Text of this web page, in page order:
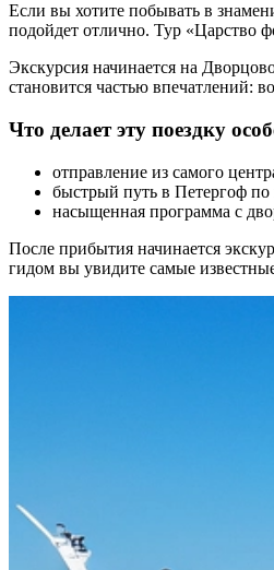
Если вы хотите побывать в
подойдет отлично. Тур «Царство
Экскурсия начинается на
становится частью впечатлений:
Что делает эту поездку
отправление из самого
быстрый путь в Петергоф по
насыщенная программа с
После прибытия начинается
гидом вы увидите самые